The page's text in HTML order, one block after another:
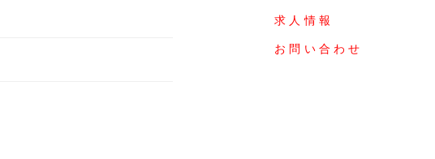
求人情報
お問い合わせ